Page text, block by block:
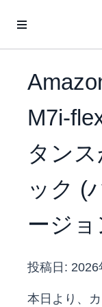
M7i-
タン
ック (
ージ
投稿日: 2026
本日より、